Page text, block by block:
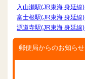
入山瀬駅(JR東海 身延線)
富士根駅(JR東海 身延線)
源道寺駅(JR東海 身延線)
郵便局からのお知らせ